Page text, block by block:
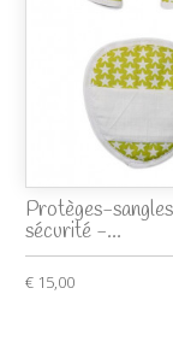
Protèges-
sécurité -...
€ 15,00